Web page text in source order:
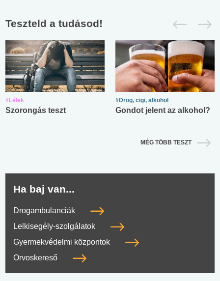
Teszteld a tudásod!
#Lélek
Szorongás teszt
#Drog, cigi, alkohol
Gondot jelent az alkohol?
MÉG TÖBB TESZT
Ha baj van...
Drogambulanciák
Lelkisegély-szolgálatok
Gyermekvédelmi központok
Orvoskereső